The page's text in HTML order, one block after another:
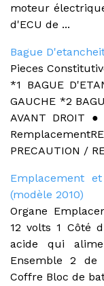
moteur
d'ECU de ...
Bague
Pieces
*1 BAGUE
GAUCHE *2
AVANT DROIT
PRECAUTION /
Emplacement
(modèle 2010)
Organe
12 volts 1 Côté
acide qui
Ensemble 2 de
Coffre Bloc de